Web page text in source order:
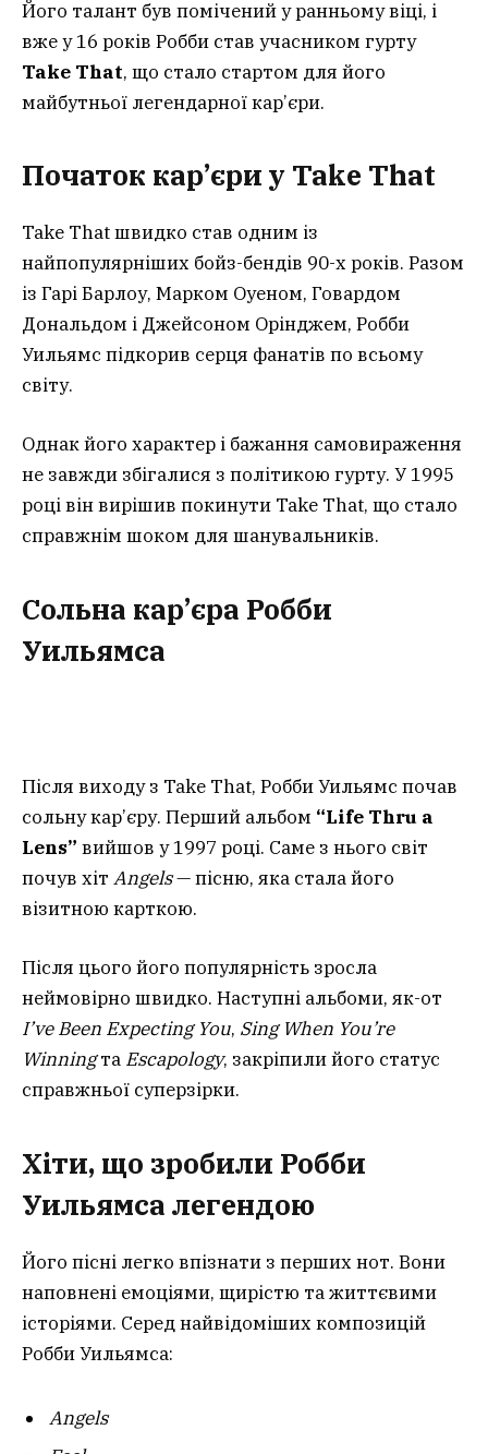
Його талант був помічений у ранньому віці, і
вже у 16 років Робби став учасником гурту
Take That, що стало стартом для його
майбутньої легендарної кар’єри.
Початок кар’єри у Take That
Take That швидко став одним із
найпопулярніших бойз-бендів 90-х років. Разом
із Гарі Барлоу, Марком Оуеном, Говардом
Дональдом і Джейсоном Орінджем, Робби
Уильямс підкорив серця фанатів по всьому
світу.
Однак його характер і бажання самовираження
не завжди збігалися з політикою гурту. У 1995
році він вирішив покинути Take That, що стало
справжнім шоком для шанувальників.
Сольна кар’єра Робби
Уильямса
Після виходу з Take That, Робби Уильямс почав
сольну кар’єру. Перший альбом “Life Thru a
Lens” вийшов у 1997 році. Саме з нього світ
почув хіт Angels— пісню, яка стала його
візитною карткою.
Після цього його популярність зросла
неймовірно швидко. Наступні альбоми, як-от
I’ve Been Expecting You, Sing When You’re
Winningта Escapology, закріпили його статус
справжньої суперзірки.
Хіти, що зробили Робби
Уильямса легендою
Його пісні легко впізнати з перших нот. Вони
наповнені емоціями, щирістю та життєвими
історіями. Серед найвідоміших композицій
Робби Уильямса:
Angels